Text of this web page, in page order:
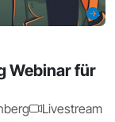
Webinar für
Livestream